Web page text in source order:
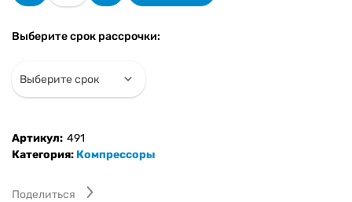
Компрессор
MOTORS
BELT
пластмассовых
колеса
масло
Выберите срок рассрочки:
Артикул: 491
Категория: Компрессоры
Поделиться